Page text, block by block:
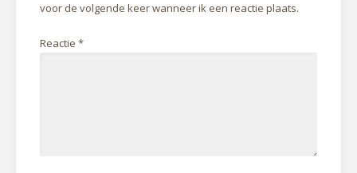
voor de volgende keer wanneer ik een reactie plaats.
Reactie *